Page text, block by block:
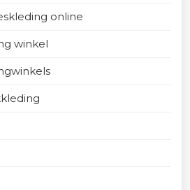
online
winkel